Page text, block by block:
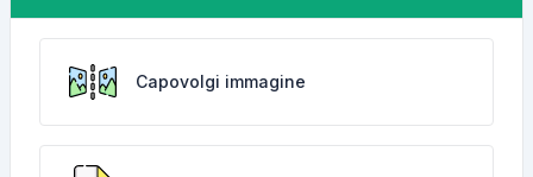
Capovolgi immagine